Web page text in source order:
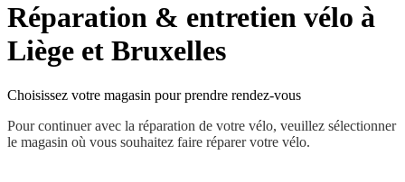
Réparation & entretien vélo à
Liège et Bruxelles
Choisissez votre magasin pour prendre rendez-vous
Pour continuer avec la réparation de votre vélo, veuillez sélectionner
le magasin où vous souhaitez faire réparer votre vélo.